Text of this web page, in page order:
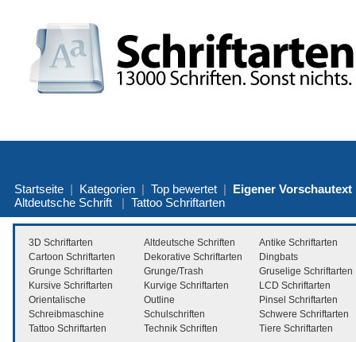
Startseite | Kategorien | Top bewertet | Eigener Vorschautext
Altdeutsche Schrift | Tattoo Schriftarten
3D Schriftarten Altdeutsche Schriften
Antike Schriftarten
Cartoon Schriftarten
Dekorative Schriftarten
Dingbats
Grunge Schriftarten
Grunge/Trash
Gruselige Schriftarten
Kursive Schriftarten
Kurvige Schriftarten
LCD Schriftarten
Orientalische
Outline
Pinsel Schriftarten
Schreibmaschine
Schulschriften
Schwere Schriftarten
Tattoo Schriftarten
Technik Schriften Tiere Schriftarten